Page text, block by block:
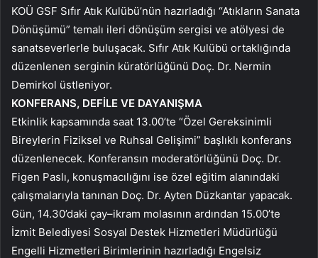
KOÜ GSF Sıfır Atık Kulübü’nün hazırladığı “Atıkların Sanata
Dönüşümü” temalı ileri dönüşüm sergisi ve atölyesi de
sanatseverlerle buluşacak. Sıfır Atık Kulübü ortaklığında
düzenlenen serginin küratörlüğünü Doç. Dr. Nermin
Demirkol üstleniyor.
KONFERANS, DEFİLE VE DAYANIŞMA
Etkinlik kapsamında saat 13.00’te “Özel Gereksinimli
Bireylerin Fiziksel ve Ruhsal Gelişimi” başlıklı konferans
düzenlenecek. Konferansın moderatörlüğünü Doç. Dr.
Figen Paslı, konuşmacılığını ise özel eğitim alanındaki
çalışmalarıyla tanınan Doç. Dr. Ayten Düzkantar yapacak.
Gün, 14.30’daki çay–ikram molasının ardından 15.00’te
İzmit Belediyesi Sosyal Destek Hizmetleri Müdürlüğü
Engelli Hizmetleri Birimlerinin hazırladığı Engelsiz